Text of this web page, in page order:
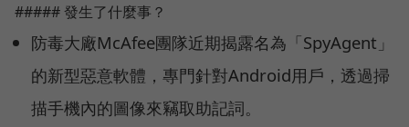
##### 發生了什麼事？
防毒大廠McAfee團隊近期揭露名為「SpyAgent」
的新型惡意軟體，專門針對Android用戶，透過掃
描手機內的圖像來竊取助記詞。